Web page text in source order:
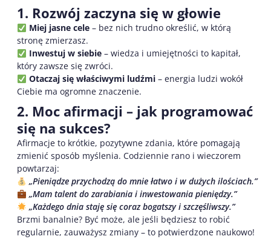
1. Rozwój zaczyna się w głowie
Miej jasne cele– bez nich trudno określić, w którą
stronę zmierzasz.
Inwestuj w siebie– wiedza i umiejętności to kapitał,
który zawsze się zwróci.
Otaczaj się właściwymi ludźmi– energia ludzi wokół
Ciebie ma ogromne znaczenie.
2. Moc afirmacji – jak programować
się na sukces?
Afirmacje to krótkie, pozytywne zdania, które pomagają
zmienić sposób myślenia. Codziennie rano i wieczorem
powtarzaj:
„Pieniądze przychodzą do mnie łatwo i w dużych ilościach.”
„Mam talent do zarabiania i inwestowania pieniędzy.”
„Każdego dnia staję się coraz bogatszy i szczęśliwszy.”
Brzmi banalnie? Być może, ale jeśli będziesz to robić
regularnie, zauważysz zmiany – to potwierdzone naukowo!